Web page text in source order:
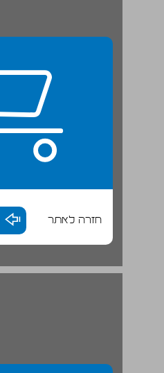
חזרה לאתר